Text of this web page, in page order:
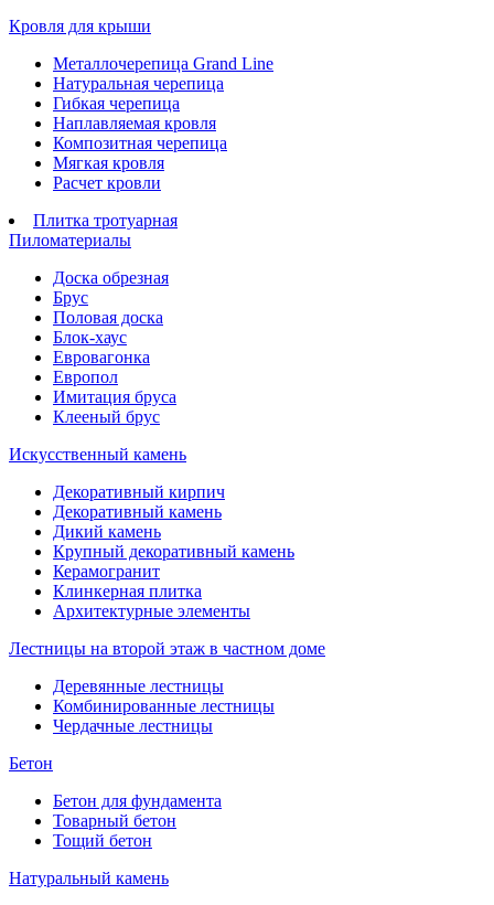
Кровля для крыши
Металлочерепица Grand Line
Натуральная черепица
Гибкая черепица
Наплавляемая кровля
Композитная черепица
Мягкая кровля
Расчет кровли
Плитка тротуарная
Пиломатериалы
Доска обрезная
Брус
Половая доска
Блок-хаус
Евровагонка
Европол
Имитация бруса
Клееный брус
Искусственный камень
Декоративный кирпич
Декоративный камень
Дикий камень
Крупный декоративный камень
Керамогранит
Клинкерная плитка
Архитектурные элементы
Лестницы на второй этаж в частном доме
Деревянные лестницы
Комбинированные лестницы
Чердачные лестницы
Бетон
Бетон для фундамента
Товарный бетон
Тощий бетон
Натуральный камень